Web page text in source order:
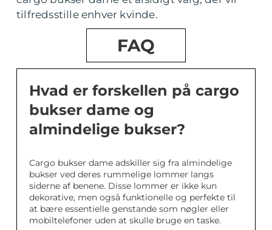
tilfredsstille enhver kvinde.
FAQ
Hvad er forskellen på cargo
bukser dame og
almindelige bukser?
Cargo bukser dame adskiller sig fra almindelige
bukser ved deres rummelige lommer langs
siderne af benene. Disse lommer er ikke kun
dekorative, men også funktionelle og perfekte til
at bære essentielle genstande som nøgler eller
mobiltelefoner uden at skulle bruge en taske.